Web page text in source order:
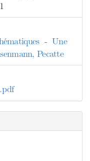
- Une
Pecatte